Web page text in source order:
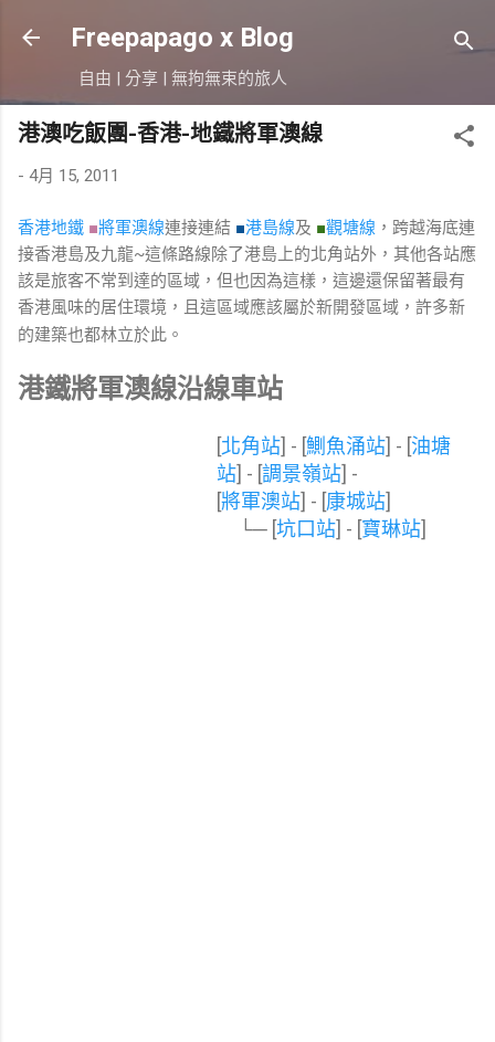
跳到主要內容
Freepapago x Blog
自由 | 分享 | 無拘無束的旅人
港澳吃飯團-香港-地鐵將軍澳線
- 4月 15, 2011
香港地鐵 ■將軍澳線連接連結 ■港島線及 ■觀塘線 ，跨越海底連
接香港島及九龍~這條路線除了港島上的北角站外，其他各站應
該是旅客不常到達的區域，但也因為這樣，這邊還保留著最有
香港風味的居住環境，且這區域應該屬於新開發區域，許多新
的建築也都林立於此。
港鐵將軍澳線沿線車站
[北角站] - [鰂魚涌站] - [油塘
站] - [調景嶺站] -
[將軍澳站] - [康城站]
└─ [坑口站] - [寶琳站]